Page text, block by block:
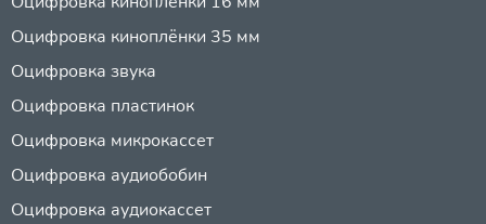
Оцифровка киноплёнки 35 мм
Оцифровка звука
Оцифровка пластинок
Оцифровка микрокассет
Оцифровка аудиобобин
Оцифровка аудиокассет